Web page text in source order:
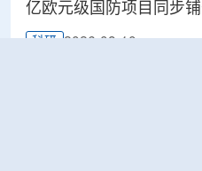
亿欧元级国防项目同步
科研 2026-08-10